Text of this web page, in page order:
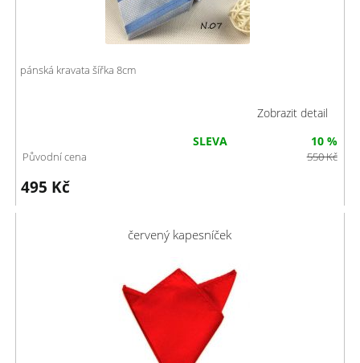
pánská kravata šířka 8cm
Zobrazit detail
495 Kč
SLEVA 10 %
Původní cena 550Kč
červený kapesníček